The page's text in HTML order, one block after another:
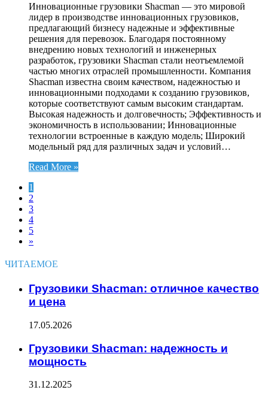
Инновационные грузовики Shacman — это мировой
лидер в производстве инновационных грузовиков,
предлагающий бизнесу надежные и эффективные
решения для перевозок. Благодаря постоянному
внедрению новых технологий и инженерных
разработок, грузовики Shacman стали неотъемлемой
частью многих отраслей промышленности. Компания
Shacman известна своим качеством, надежностью и
инновационными подходами к созданию грузовиков,
которые соответствуют самым высоким стандартам.
Высокая надежность и долговечность; Эффективность и
экономичность в использовании; Инновационные
технологии встроенные в каждую модель; Широкий
модельный ряд для различных задач и условий…
Read More »
1
2
3
4
5
»
ЧИТАЕМОЕ
Грузовики Shacman: отличное качество
и цена
17.05.2026
Грузовики Shacman: надежность и
мощность
31.12.2025